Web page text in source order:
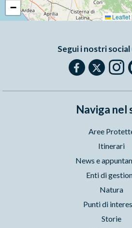
−
Leaflet
Segui i nostri
Naviga nel
Aree
Itinerari
News e
Enti di
Natura
Punti di
Storie